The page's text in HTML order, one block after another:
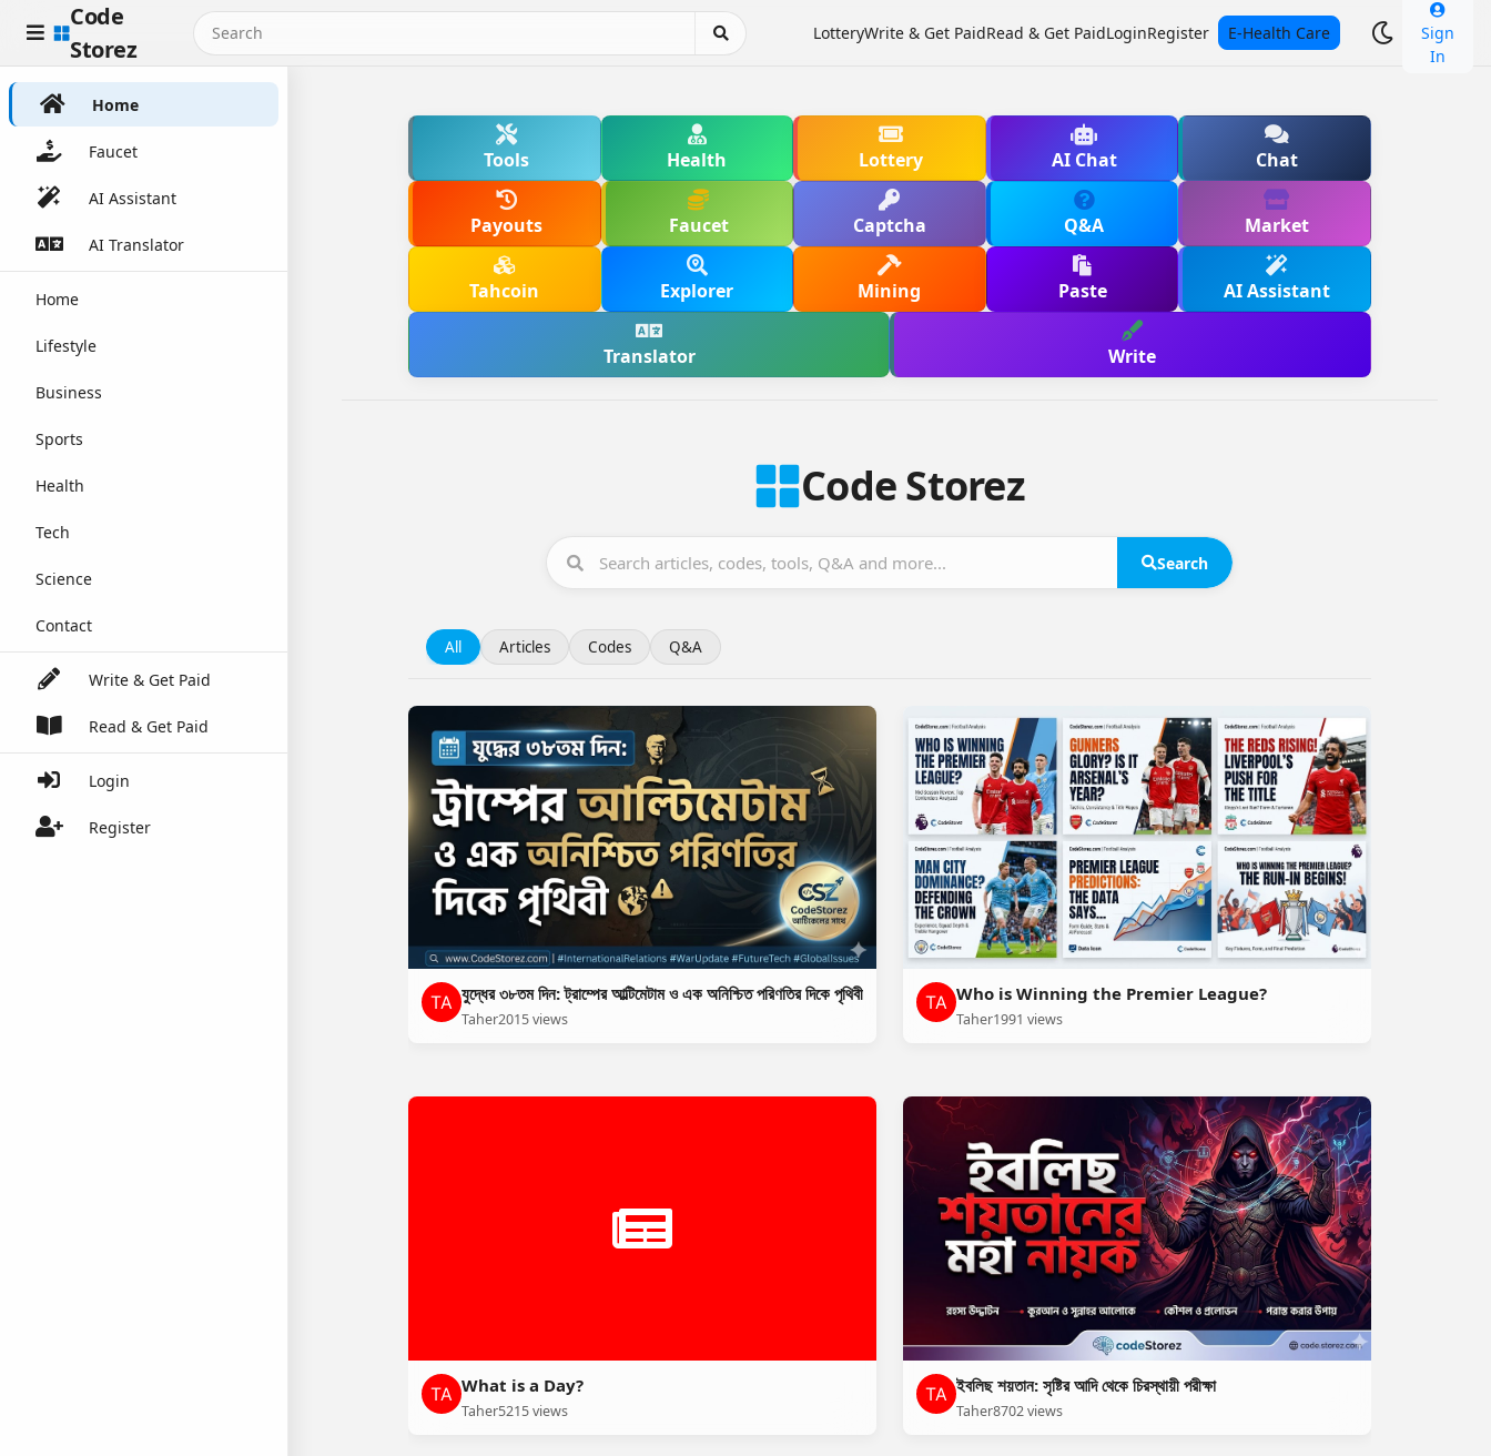
Code
Storez
LotteryWrite & Get PaidRead & Get PaidLoginRegister E-Health Care
Sign
In
Home
Faucet
AI Assistant
AI Translator
Home
Lifestyle
Business
Sports
Health
Tech
Science
Contact
Write & Get Paid
Read & Get Paid
Login
Register
Tools Health Lottery AI Chat Chat
Payouts Faucet Captcha Q&A Market
Tahcoin Explorer Mining Paste AI Assistant
Translator Write
Code Storez
Search
All Articles Codes Q&A
যুদ্ধের ৩৮তম দিন: ট্রাম্পের আল্টিমেটাম ও এক অনিশ্চিত পরিণতির দিকে পৃথিবী
Taher2015 views
Who is Winning the Premier League?
Taher1991 views
What is a Day?
Taher5215 views
ইবলিছ শয়তান: সৃষ্টির আদি থেকে চিরস্থায়ী পরীক্ষা
Taher8702 views